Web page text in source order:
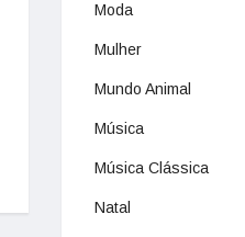
Moda
Mulher
Mundo Animal
Música
Música Clássica
Natal